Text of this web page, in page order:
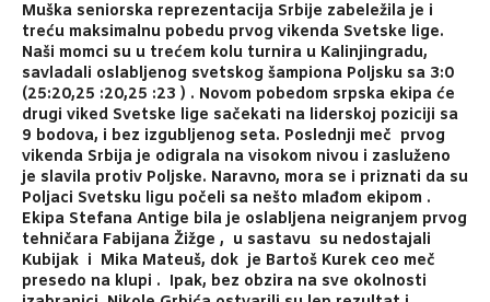
Muška seniorska reprezentacija Srbije zabeležila je i
treću maksimalnu pobedu prvog vikenda Svetske lige.
Naši momci su u trećem kolu turnira u Kalinjingradu,
savladali oslabljenog svetskog šampiona Poljsku sa 3:0
(25:20,25 :20,25 :23 ) . Novom pobedom srpska ekipa će
drugi viked Svetske lige sačekati na liderskoj poziciji sa
9 bodova, i bez izgubljenog seta. Poslednji meč prvog
vikenda Srbija je odigrala na visokom nivou i zasluženo
je slavila protiv Poljske. Naravno, mora se i priznati da su
Poljaci Svetsku ligu počeli sa nešto mlađom ekipom .
Ekipa Stefana Antige bila je oslabljena neigranjem prvog
tehničara Fabijana Žižge , u sastavu su nedostajali
Kubijak i Mika Mateuš, dok je Bartoš Kurek ceo meč
presedo na klupi . Ipak, bez obzira na sve okolnosti